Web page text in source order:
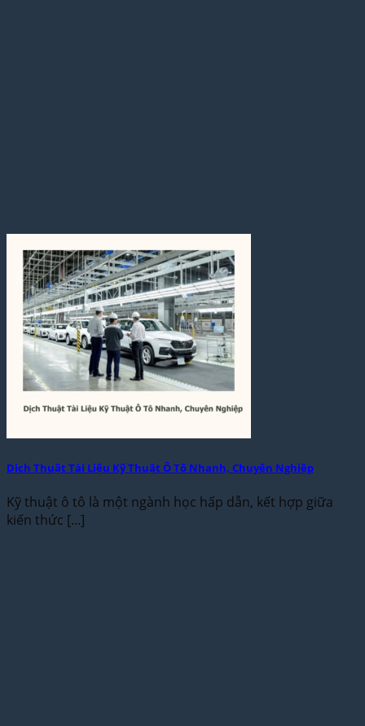
Dịch Thuật Tài Liệu Kỹ Thuật Ô Tô Nhanh, Chuyên Nghiệp
Kỹ thuật ô tô là một ngành học hấp dẫn, kết hợp giữa
kiến thức [...]